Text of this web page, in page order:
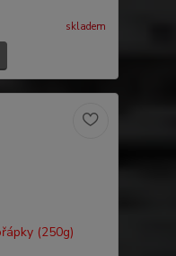
skladem